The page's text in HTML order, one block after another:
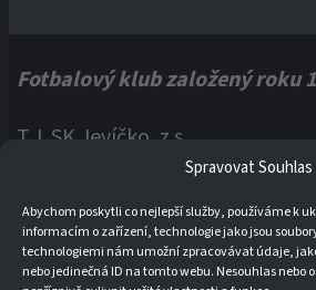
Spravovat Souhlas
Abychom poskytli co nejlepší služby, používáme k
informacím o zařízení, technologie jako jsou
technologiemi nám umožní zpracovávat údaje,
nebo jedinečná ID na tomto webu. Nesouhlas nebo
Fotbalový klub založený roku
T.J. SK Jevíčko, z.s.
IČO:60121670